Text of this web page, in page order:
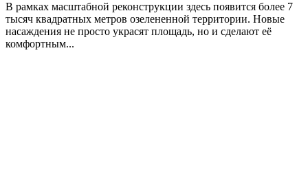
В рамках масштабной реконструкции здесь появится более 7
тысяч квадратных метров озелененной территории. Новые
насаждения не просто украсят площадь, но и сделают её
комфортным...